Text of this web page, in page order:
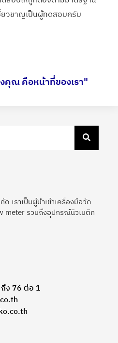
วชาญเป็นผู้ทดสอบครับ
คุณ คือหน้าที่ของเรา"
ด เราเป็นผู้นำเข้าเครื่องมือวัด
meter รวมถึงอุปกรณ์นิวเมติก
ง 76 ต่อ 1